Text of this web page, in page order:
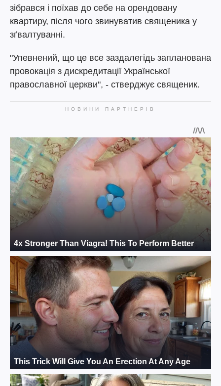
зібрався і поїхав до себе на орендовану
квартиру, після чого звинуватив священика у
зґвалтуванні.
"Упевнений, що це все заздалегідь запланована
провокація з дискредитації Української
православної церкви", - стверджує священик.